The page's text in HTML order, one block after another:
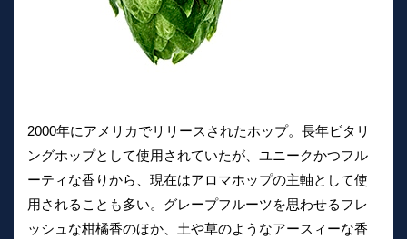
2000年にアメリカでリリースされたホップ。長年ビタリ
ングホップとして使用されていたが、ユニークかつフル
ーティな香りから、現在はアロマホップの主軸として使
用されることも多い。グレープフルーツを思わせるフレ
ッシュな柑橘香のほか、土や草のようなアースィーな香